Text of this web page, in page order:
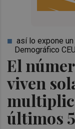
El
viven
últimos
así lo expone
Demográfico